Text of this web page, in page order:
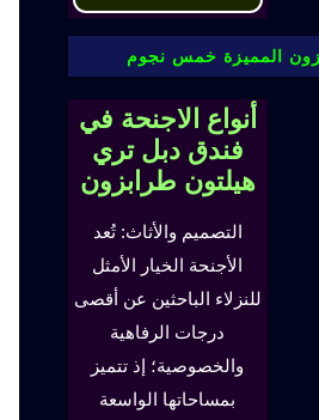
المميزة خمس نجوم
أنواع الاجنحة في
فندق دبل تري
هيلتون طرابزون
التصميم والأثاث: تُعد
الأجنحة الخيار الأمثل
للنزلاء الباحثين عن أقصى
درجات الرفاهية
والخصوصية؛ إذ تتميز
بمساحاتها الواسعة